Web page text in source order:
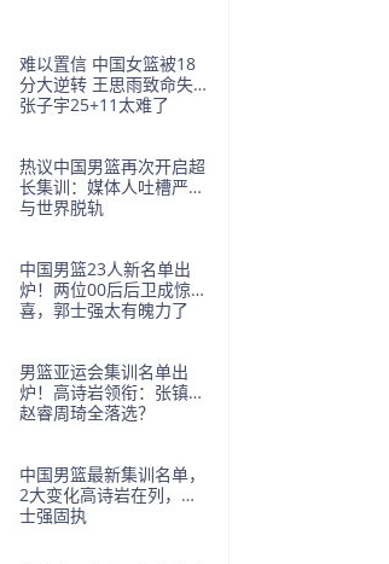
难以置信 中国女篮被18
分大逆转 王思雨致命失误
张子宇25+11太难了
热议中国男篮再次开启超
长集训：媒体人吐槽严重
与世界脱轨
中国男篮23人新名单出
炉！两位00后后卫成惊
喜，郭士强太有魄力了
男篮亚运会集训名单出
炉！高诗岩领衔：张镇麟
赵睿周琦全落选？
中国男篮最新集训名单，
2大变化高诗岩在列，郭
士强固执